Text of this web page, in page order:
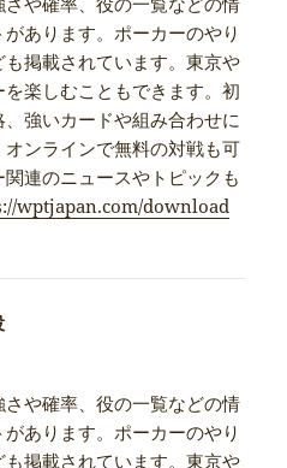
あります。ポーカーのやり
掲載されています。東京や
楽しむこともできます。初
強いカードや組み合わせに
ンラインで無料の対戦も可
連のニュースやトピックも
wptjapan.com/download
や確率、役の一覧などの情
あります。ポーカーのやり
掲載されています。東京や